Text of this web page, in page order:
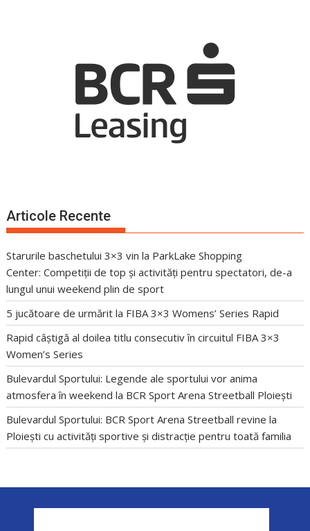
Articole Recente
Starurile baschetului 3×3 vin la ParkLake Shopping
Center: Competiții de top și activități pentru spectatori, de-a
lungul unui weekend plin de sport
5 jucătoare de urmărit la FIBA 3×3 Womens’ Series Rapid
Rapid câștigă al doilea titlu consecutiv în circuitul FIBA 3×3
Women’s Series
Bulevardul Sportului: Legende ale sportului vor anima
atmosfera în weekend la BCR Sport Arena Streetball Ploiești
Bulevardul Sportului: BCR Sport Arena Streetball revine la
Ploiești cu activități sportive și distracție pentru toată familia